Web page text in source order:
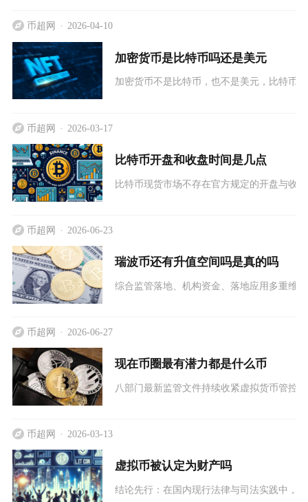
币超网 2026-04-10
加密货币是比特币吗还是美元
加密货币不是比特币，也不是美元，比特币
币超网 2026-03-17
比特币开盘和收盘时间是几点
比特币现货市场不存在官方规定的开盘与收
币超网 2026-06-23
瑞波币还有升值空间吗是真的吗
综合监管落地、机构资金、落地应用多重维
币超网 2026-06-27
现在币圈最有潜力都是什么币
八部门最新监管文件持续收紧虚拟货币管控
币超网 2026-03-13
虚拟币被认定为财产吗
结论先行：在国内现行法律与司法实践中，